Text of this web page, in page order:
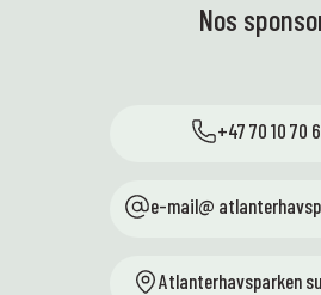
Nos
+47 70 10 70
e-mail@
Atlanterhavsparken